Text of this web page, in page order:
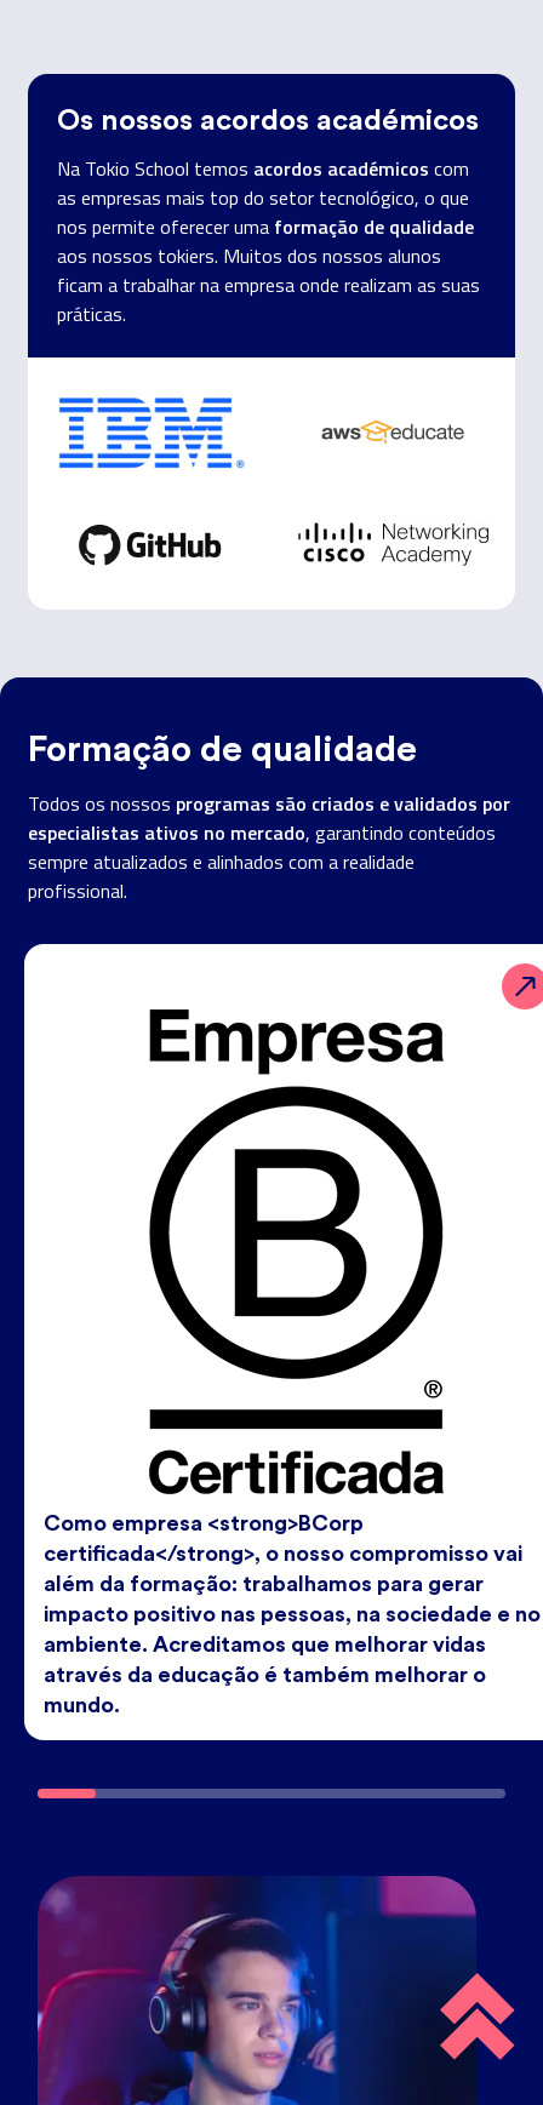
Os nossos acordos académicos
Na Tokio School temos acordos académicos com
as empresas mais top do setor tecnológico, o que
nos permite oferecer uma formação de qualidade
aos nossos tokiers. Muitos dos nossos alunos
ficam a trabalhar na empresa onde realizam as suas
práticas.
Formação de qualidade
Todos os nossos programas são criados e validados por
especialistas ativos no mercado, garantindo conteúdos
sempre atualizados e alinhados com a realidade
profissional.
Como empresa <strong>BCorp
certificada</strong>, o nosso compromisso vai
além da formação: trabalhamos para gerar
impacto positivo nas pessoas, na sociedade e no
ambiente. Acreditamos que melhorar vidas
através da educação é também melhorar o
mundo.